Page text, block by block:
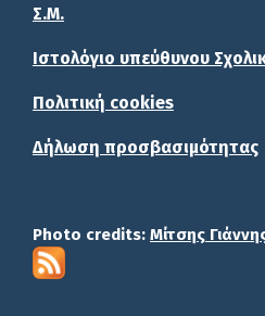
Σ.Μ.
Ιστολόγιο υπεύθυνου
Πολιτική cookies
Δήλωση προσβασιμότητας
Photo credits: Μίτσης